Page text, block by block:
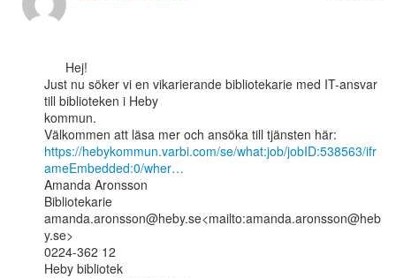
Just nu söker vi en vikarierande bibliotekarie med IT-ansvar
till biblioteken i Heby
kommun.
https://hebykommun.varbi.com/se/what:job/jobID:538563/ifr
ameEmbedded:0/wher…
Amanda Aronsson
Bibliotekarie
amanda.aronsson@heby.se<mailto:amanda.aronsson@heb
y.se>
0224-362 12
Heby bibliotek